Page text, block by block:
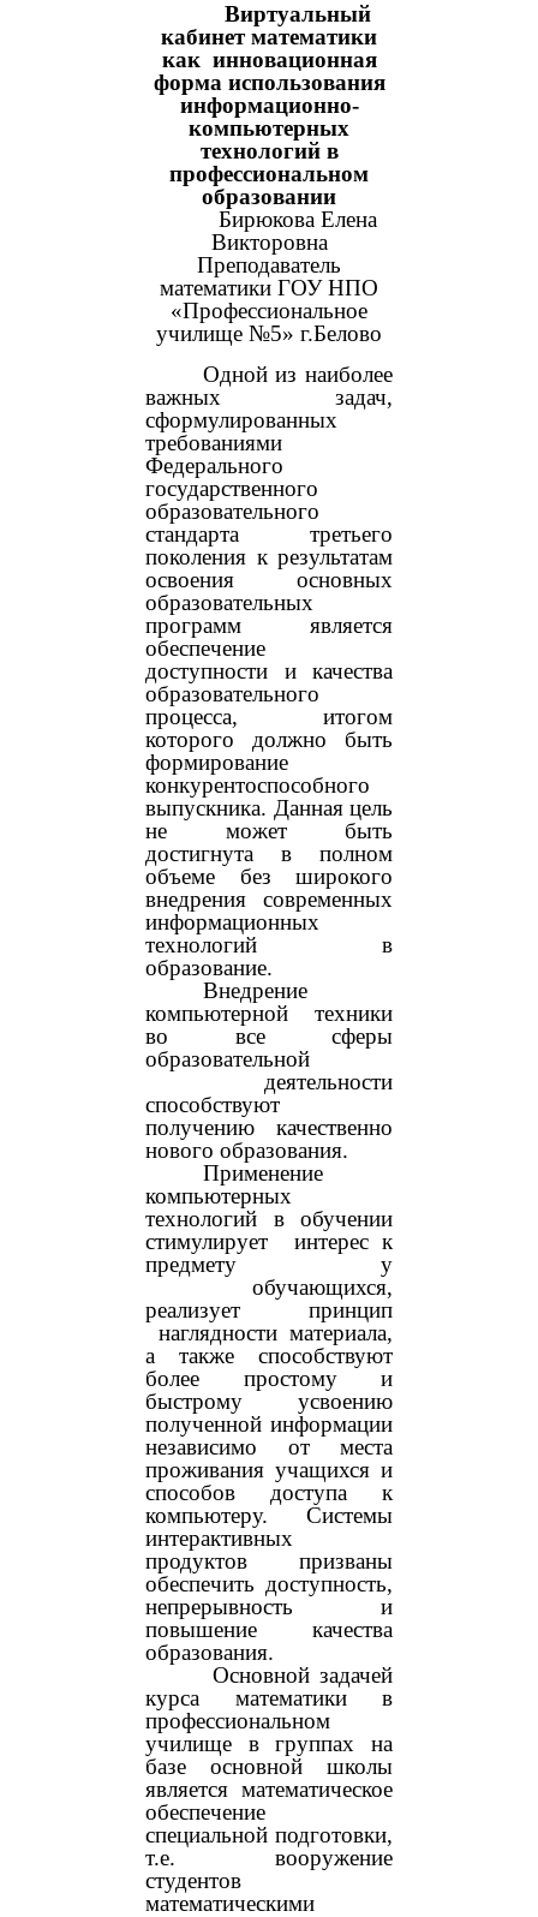
Виртуальный
кабинет математики
как инновационная
форма использования
информационно-
компьютерных
технологий в
профессиональном
образовании
Бирюкова Елена
Викторовна
Преподаватель
математики ГОУ НПО
«Профессиональное
училище №5» г.Белово
Одной из наиболее
важных задач,
сформулированных
требованиями
Федерального
государственного
образовательного
стандарта третьего
поколения к результатам
освоения основных
образовательных
программ является
обеспечение
доступности и качества
образовательного
процесса, итогом
которого должно быть
формирование
конкурентоспособного
выпускника. Данная цель
не может быть
достигнута в полном
объеме без широкого
внедрения современных
информационных
технологий в
образование.
Внедрение
компьютерной техники
во все сферы
образовательной
деятельности
способствуют
получению качественно
нового образования.
Применение
компьютерных
технологий в обучении
стимулирует интерес к
предмету у
обучающихся,
реализует принцип
наглядности материала,
а также способствуют
более простому и
быстрому усвоению
полученной информации
независимо от места
проживания учащихся и
способов доступа к
компьютеру. Системы
интерактивных
продуктов призваны
обеспечить доступность,
непрерывность и
повышение качества
образования.
Основной задачей
курса математики в
профессиональном
училище в группах на
базе основной школы
является математическое
обеспечение
специальной подготовки,
т.е. вооружение
студентов
математическими